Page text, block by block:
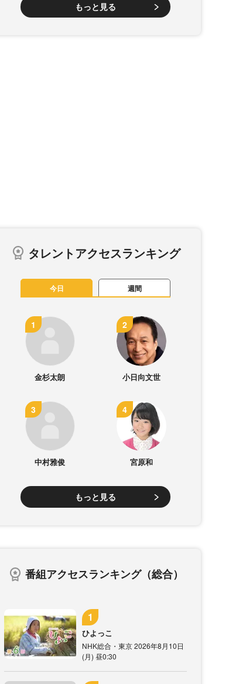
もっと見る
タレントアクセスランキング
今日 週間
金杉太朗 小日向文世
中村雅俊 宮原和
もっと見る
番組アクセスランキング（総合）
ひよっこ
NHK総合・東京 2026年8月10日
(月) 昼0:30